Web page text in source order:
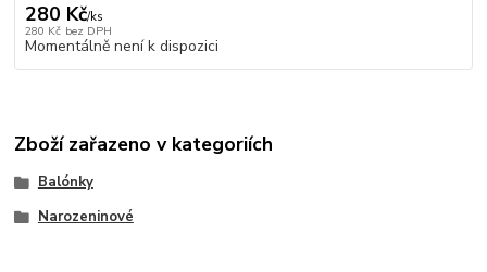
280 Kč/ks
280 Kč bez DPH
Momentálně není k dispozici
Zboží zařazeno v kategoriích
Balónky
Narozeninové